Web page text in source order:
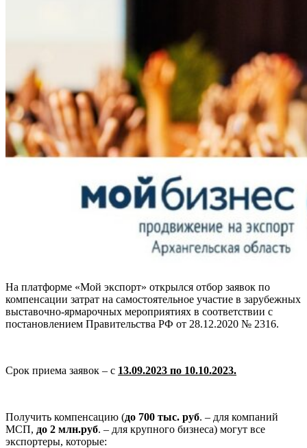
На платформе «Мой экспорт» открылся отбор заявок по
компенсации затрат на самостоятельное участие в зарубежных
выставочно-ярмарочных мероприятиях в соответствии с
постановлением Правительства РФ от 28.12.2020 № 2316.
Срок приема заявок – с 13.09.2023 по 10.10.2023.
Получить компенсацию (до 700 тыс. руб. – для компаний
МСП, до 2 млн.руб. – для крупного бизнеса) могут все
экспортеры, которые: